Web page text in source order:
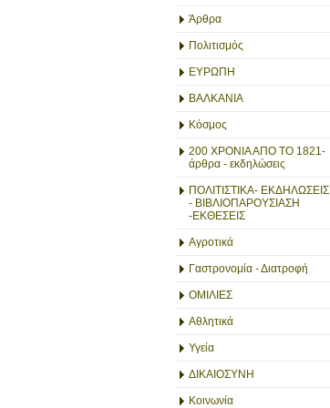
Άρθρα
Πολιτισμός
ΕΥΡΩΠΗ
ΒΑΛΚΑΝΙΑ
Κόσμος
200 ΧΡΟΝΙΑ ΑΠΟ ΤΟ 1821-
άρθρα - εκδηλώσεις
ΠΟΛΙΤΙΣΤΙΚΑ- ΕΚΔΗΛΩΣΕΙΣ
- ΒΙΒΛΙΟΠΑΡΟΥΣΙΑΣΗ
-ΕΚΘΕΣΕΙΣ
Αγροτικά
Γαστρονομία - Διατροφή
ΟΜΙΛΙΕΣ
Αθλητικά
Υγεία
ΔΙΚΑΙΟΣΥΝΗ
Κοινωνία